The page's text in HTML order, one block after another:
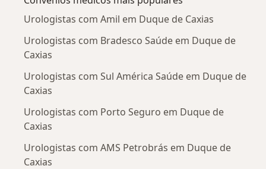
Urologistas com Amil em Duque de Caxias
Urologistas com Bradesco Saúde em Duque de
Caxias
Urologistas com Sul América Saúde em Duque de
Caxias
Urologistas com Porto Seguro em Duque de
Caxias
Urologistas com AMS Petrobrás em Duque de
Caxias